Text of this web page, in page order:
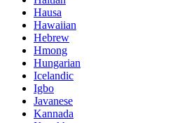
Hausa
Hawaiian
Hebrew
Hmong
Hungarian
Icelandic
Igbo
Javanese
Kannada